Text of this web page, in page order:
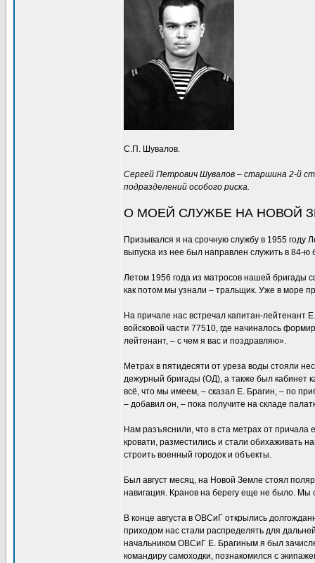
С.П. Шувалов.
Сергей Петрович Шувалов – старшина 2-й
подразделений особого риска.
О МОЕЙ СЛУЖБЕ НА НОВОЙ
Призывался я на срочную службу в 1955
выпуска из нее был направлен служить в 84-ю
Летом 1956 года из матросов нашей бригады
как потом мы узнали – тральщик. Уже в море
На причале нас встречал капитан-лейтенант
войсковой части 77510, где начиналось
лейтенант, – с чем я вас и поздравляю».
Метрах в пятидесяти от уреза воды стояли
дежурный бригады (ОД), а также был кабинет
всё, что мы имеем, – сказал Е. Брагин, – по
– добавил он, – пока получите на складе
Нам разъяснили, что в ста метрах от причала
кровати, разместились и стали обихаживать
строить военный городок и объекты.
Был август месяц, на Новой Земле стоял
навигация. Кранов на берегу еще не было. Мы
В конце августа в ОВСиГ открылись
приходом нас стали распределять для
начальником ОВСиГ Е. Брагиным я был
командиру самоходки, познакомился с